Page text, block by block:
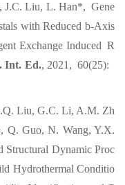
, J.C. Liu, L. Han*, Gene
with Reduced b-Axis
Exchange Induced R
Int. Ed., 2021, 60(25):
Liu, G.C. Li, A.M. Zh
Q. Guo, N. Wang, Y.X.
Dynamic Proc
Hydrothermal Conditio